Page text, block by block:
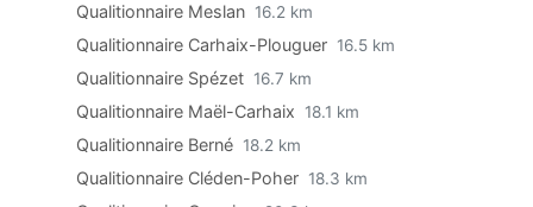
Qualitionnaire Meslan 16.2 km
Qualitionnaire Carhaix-Plouguer 16.5 km
Qualitionnaire Spézet 16.7 km
Qualitionnaire Maël-Carhaix 18.1 km
Qualitionnaire Berné 18.2 km
Qualitionnaire Cléden-Poher 18.3 km